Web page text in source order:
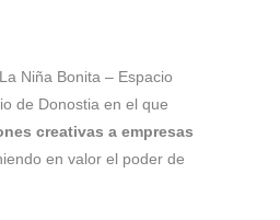
Niña Bonita – Espacio
de Donostia en el que
creativas a empresas
en valor el poder de